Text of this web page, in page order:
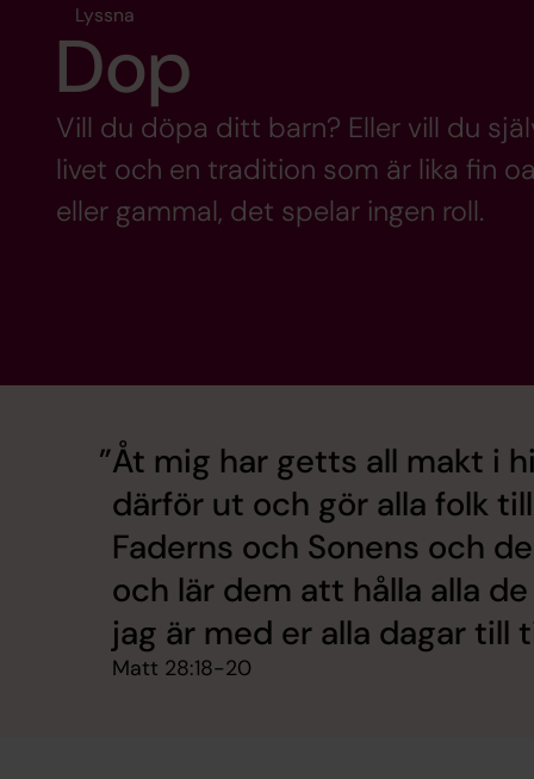
Lyssna
Dop
Vill du döpa ditt barn? Eller vill du
livet och en tradition som är lika fin
eller gammal, det spelar ingen roll.
Åt mig har getts all makt i
därför ut och gör alla folk
Faderns och Sonens och
och lär dem att hålla alla
jag är med er alla dagar till
Matt 28:18-20